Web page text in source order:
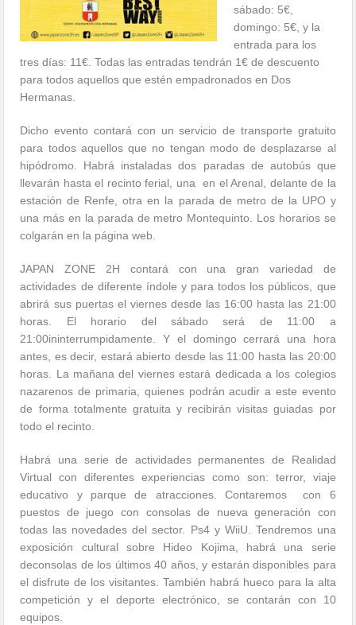
sábado: 5€,
domingo: 5€, y la
entrada para los
tres días: 11€. Todas las entradas tendrán 1€ de descuento
para todos aquellos que estén empadronados en Dos
Hermanas.
Dicho evento contará con un servicio de transporte gratuito
para todos aquellos que no tengan modo de desplazarse al
hipódromo. Habrá instaladas dos paradas de autobús que
llevarán hasta el recinto ferial, una en el Arenal, delante de la
estación de Renfe, otra en la parada de metro de la UPO y
una más en la parada de metro Montequinto. Los horarios se
colgarán en la página web.
JAPAN ZONE 2H contará con una gran variedad de
actividades de diferente índole y para todos los públicos, que
abrirá sus puertas el viernes desde las 16:00 hasta las 21:00
horas. El horario del sábado será de 11:00 a
21:00ininterrumpidamente. Y el domingo cerrará una hora
antes, es decir, estará abierto desde las 11:00 hasta las 20:00
horas. La mañana del viernes estará dedicada a los colegios
nazarenos de primaria, quienes podrán acudir a este evento
de forma totalmente gratuita y recibirán visitas guiadas por
todo el recinto.
Habrá una serie de actividades permanentes de Realidad
Virtual con diferentes experiencias como son: terror, viaje
educativo y parque de atracciones. Contaremos con 6
puestos de juego con consolas de nueva generación con
todas las novedades del sector. Ps4 y WiiU. Tendremos una
exposición cultural sobre Hideo Kojima, habrá una serie
deconsolas de los últimos 40 años, y estarán disponibles para
el disfrute de los visitantes. También habrá hueco para la alta
competición y el deporte electrónico, se contarán con 10
equipos.